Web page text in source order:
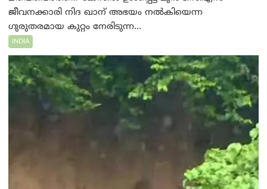
ജീവനക്കാരി നിദ ഖാന് അഭയം നൽകിയെന്ന
ഗുരുതരമായ കുറ്റം നേരിടുന്ന...
INDIA